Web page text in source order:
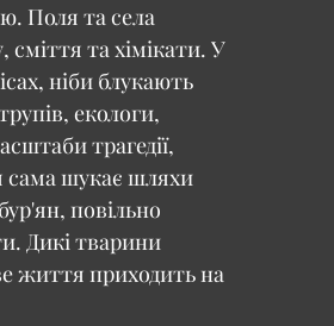
Поля та села
та хімікати. У
ніби блукають
екологи,
трагедії,
сама шукає шляхи
повільно
Дикі тварини
життя приходить на